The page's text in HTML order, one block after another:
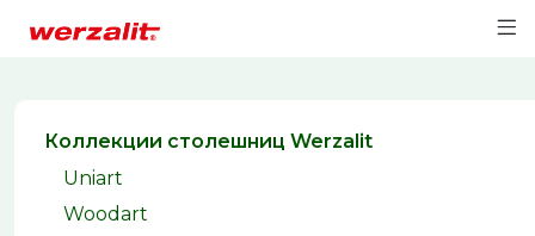
Коллекции столешниц Werzalit
Uniart
Woodart